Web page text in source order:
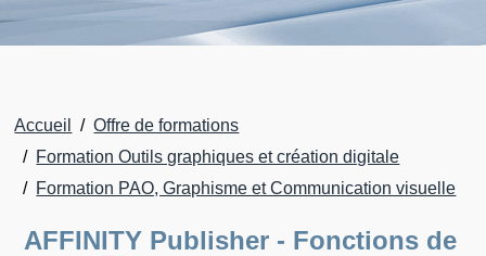
Accueil
Offre de formations
Formation Outils graphiques et création digitale
Formation PAO, Graphisme et Communication visuelle
AFFINITY Publisher - Fonctions de